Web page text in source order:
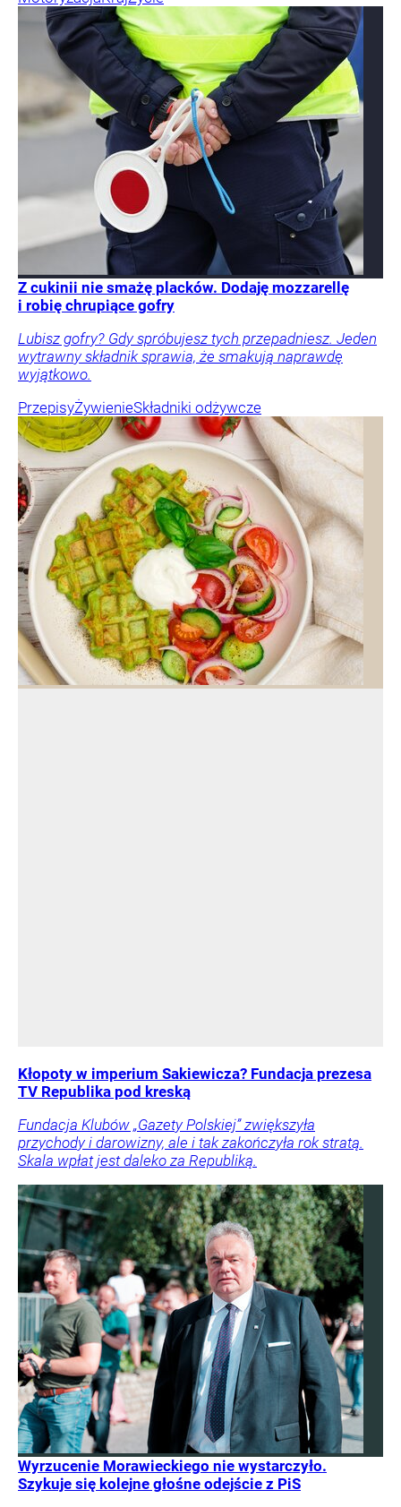
Z cukinii nie smażę placków. Dodaję mozzarellę
i robię chrupiące gofry
Lubisz gofry? Gdy spróbujesz tych przepadniesz. Jeden
wytrawny składnik sprawia, że smakują naprawdę
wyjątkowo.
PrzepisyŻywienieSkładniki odżywcze
Kłopoty w imperium Sakiewicza? Fundacja prezesa
TV Republika pod kreską
Fundacja Klubów „Gazety Polskiej” zwiększyła
przychody i darowizny, ale i tak zakończyła rok stratą.
Skala wpłat jest daleko za Republiką.
Wyrzucenie Morawieckiego nie wystarczyło.
Szykuje się kolejne głośne odejście z PiS